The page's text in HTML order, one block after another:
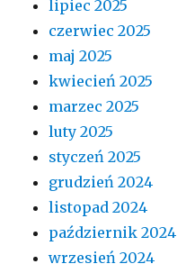
lipiec 2025
czerwiec 2025
maj 2025
kwiecień 2025
marzec 2025
luty 2025
styczeń 2025
grudzień 2024
listopad 2024
październik 2024
wrzesień 2024